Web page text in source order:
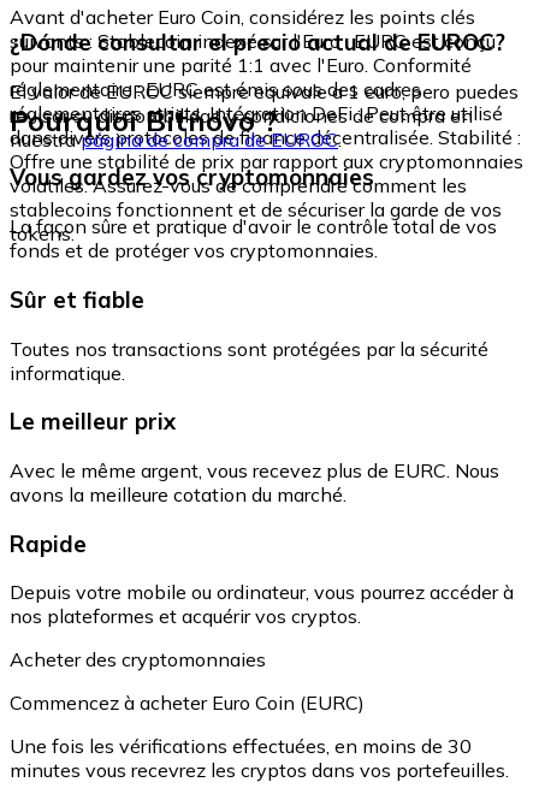
Avant d'acheter Euro Coin, considérez les points clés
suivants : Stablecoin indexé sur l'Euro : EURC est conçu
pour maintenir une parité 1:1 avec l'Euro. Conformité
réglementaire : EURC est émis sous des cadres
réglementaires stricts. Intégration DeFi : Peut être utilisé
dans divers protocoles de finance décentralisée. Stabilité :
Offre une stabilité de prix par rapport aux cryptomonnaies
volatiles. Assurez-vous de comprendre comment les
stablecoins fonctionnent et de sécuriser la garde de vos
tokens.
¿Dónde consultar el precio actual de EUROC?
El valor de EUROC siempre equivale a 1 euro, pero puedes
revisar su disponibilidad y condiciones de compra en
nuestrapágina de compra de EUROC.
Pourquoi Bitnovo ?
Vous gardez vos cryptomonnaies
La façon sûre et pratique d'avoir le contrôle total de vos
fonds et de protéger vos cryptomonnaies.
Sûr et fiable
Toutes nos transactions sont protégées par la sécurité
informatique.
Le meilleur prix
Avec le même argent, vous recevez plus de EURC. Nous
avons la meilleure cotation du marché.
Rapide
Depuis votre mobile ou ordinateur, vous pourrez accéder à
nos plateformes et acquérir vos cryptos.
Acheter des cryptomonnaies
Commencez à acheter Euro Coin (EURC)
Une fois les vérifications effectuées, en moins de 30
minutes vous recevrez les cryptos dans vos portefeuilles.